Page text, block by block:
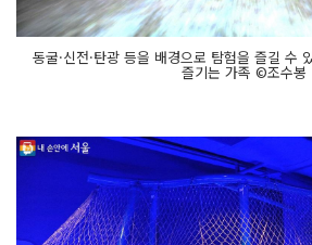
동굴·신전·탄광 등을 배경으로 탐험을 즐길 수
즐기는 가족 ©조수봉